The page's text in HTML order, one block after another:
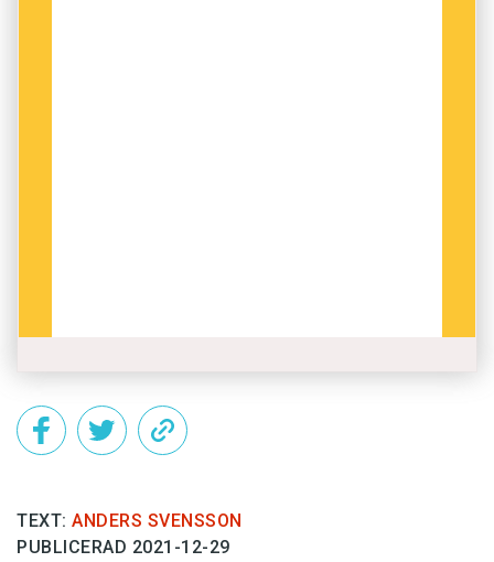
Det här innehållet kräver att du accepterar cookies.
Hantera cookie-inställningar
TEXT: ANDERS SVENSSON
PUBLICERAD 2021-12-29